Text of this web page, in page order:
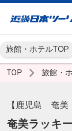
旅館・ホテルTOP
TOP 旅館・
【鹿児島 奄美
奄美ラッキ